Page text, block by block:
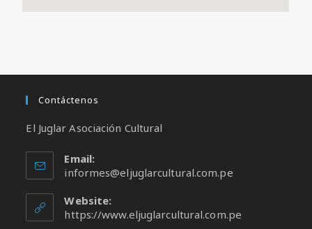
Contáctenos
El Juglar Asociación Cultural
Email:
informes@eljuglarcultural.com.pe
Website:
https://www.eljuglarcultural.com.pe